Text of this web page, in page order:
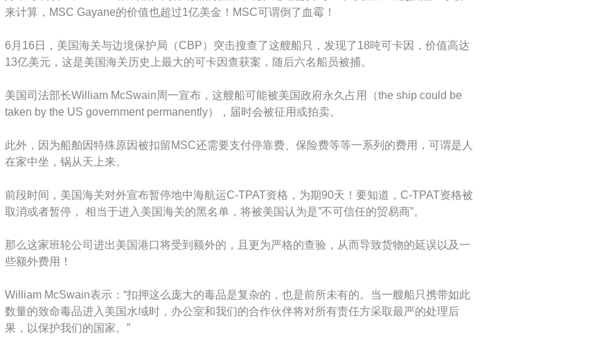
来计算，MSC Gayane的价值也超过1亿美金！MSC可谓倒了血霉！
6月16日，美国海关与边境保护局（CBP）突击搜查了这艘船只，发现了18吨可卡因，价值高达
13亿美元，这是美国海关历史上最大的可卡因查获案，随后六名船员被捕。
美国司法部长William McSwain周一宣布，这艘船可能被美国政府永久占用（the ship could be
taken by the US government permanently），届时会被征用或拍卖。
此外，因为船舶因特殊原因被扣留MSC还需要支付停靠费、保险费等等一系列的费用，可谓是人
在家中坐，锅从天上来。
前段时间，美国海关对外宣布暂停地中海航运C-TPAT资格，为期90天！要知道，C-TPAT资格被
取消或者暂停， 相当于进入美国海关的黑名单，将被美国认为是”不可信任的贸易商”。
那么这家班轮公司进出美国港口将受到额外的，且更为严格的查验，从而导致货物的延误以及一
些额外费用！
William McSwain表示：“扣押这么庞大的毒品是复杂的，也是前所未有的。当一艘船只携带如此
数量的致命毒品进入美国水域时，办公室和我们的合作伙伴将对所有责任方采取最严的处理后
果，以保护我们的国家。”